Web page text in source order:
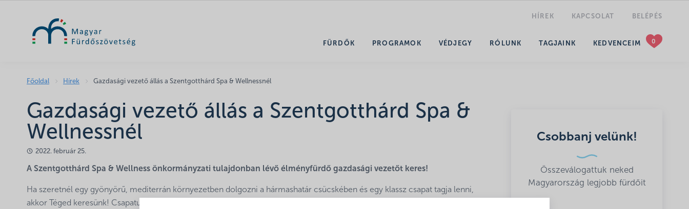
HÍREK KAPCSOLAT BELÉPÉS
FÜRDŐK PROGRAMOK VÉDJEGY RÓLUNK TAGJAINK KEDVENCEIM
Főoldal Hírek Gazdasági vezető állás a Szentgotthárd Spa & Wellnessnél
Gazdasági vezető állás a Szentgotthárd Spa &
Wellnessnél
2022. február 25.
A Szentgotthárd Spa & Wellness önkormányzati tulajdonban lévő élményfürdő gazdasági vezetőt keres!
Ha szeretnél egy gyönyörű, mediterrán környezetben dolgozni a hármashatár csücskében és egy klassz csapat tagja lenni,
akkor Téged keresünk! Csapatunk tagjainak elkötelezettségét, profizmusát, kreativitását, odaadását szakmai és emberi
Csobbanj velünk!
Összeválogattuk neked
Magyarország legjobb fürdőit